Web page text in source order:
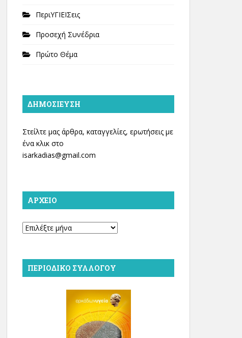
ΠεριΥΓΙΕΙΣεις
Προσεχή Συνέδρια
Πρώτο Θέμα
ΔΗΜΟΣΊΕΥΣΗ
Στείλτε μας άρθρα, καταγγελίες, ερωτήσεις με
ένα κλικ στο
isarkadias@gmail.com
ΑΡΧΕΊΟ
Αρχείο
ΠΕΡΙΟΔΙΚΌ ΣΥΛΛΌΓΟΥ